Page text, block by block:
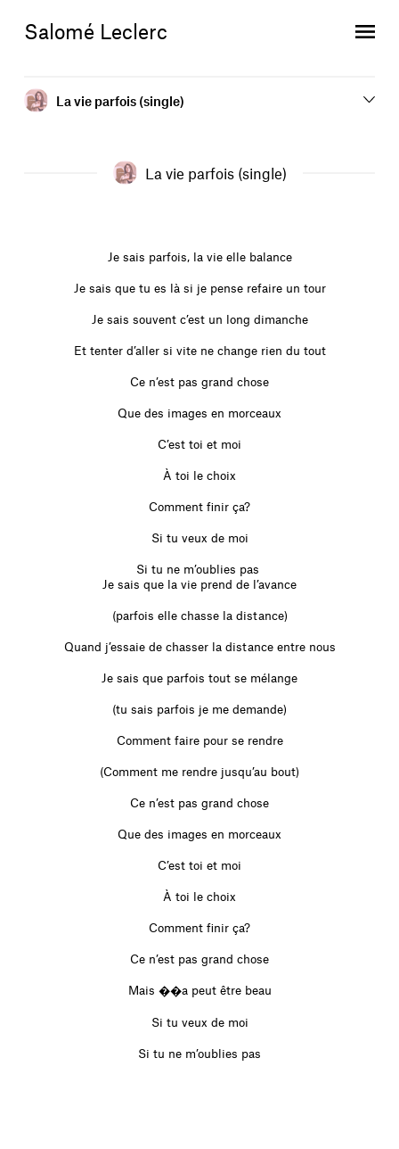
content
navigation
Salomé Leclerc
La vie parfois (single)
La vie parfois (single)
Je sais parfois, la vie elle balance
Je sais que tu es là si je pense refaire un tour
Je sais souvent c’est un long dimanche
Et tenter d’aller si vite ne change rien du tout
Ce n’est pas grand chose
Que des images en morceaux
C’est toi et moi
À toi le choix
Comment finir ça?
Si tu veux de moi
Si tu ne m’oublies pas
Je sais que la vie prend de l’avance
(parfois elle chasse la distance)
Quand j’essaie de chasser la distance entre nous
Je sais que parfois tout se mélange
(tu sais parfois je me demande)
Comment faire pour se rendre
(Comment me rendre jusqu’au bout)
Ce n’est pas grand chose
Que des images en morceaux
C’est toi et moi
À toi le choix
Comment finir ça?
Ce n’est pas grand chose
Mais ��a peut être beau
Si tu veux de moi
Si tu ne m’oublies pas